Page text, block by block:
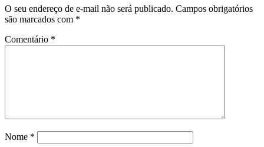
O seu endereço de e-mail não será publicado. Campos obrigatórios
são marcados com *
Comentário *
Nome *